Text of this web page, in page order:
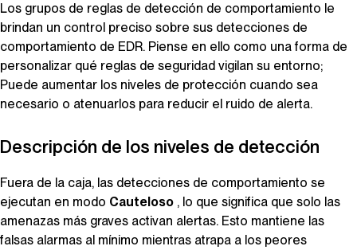
Los grupos de reglas de detección de comportamiento le
brindan un control preciso sobre sus detecciones de
comportamiento de EDR. Piense en ello como una forma de
personalizar qué reglas de seguridad vigilan su entorno;
Puede aumentar los niveles de protección cuando sea
necesario o atenuarlos para reducir el ruido de alerta.
Descripción de los niveles de detección
Fuera de la caja, las detecciones de comportamiento se
ejecutan en modo Cauteloso , lo que significa que solo las
amenazas más graves activan alertas. Esto mantiene las
falsas alarmas al mínimo mientras atrapa a los peores